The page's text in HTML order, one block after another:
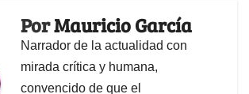
PorMauricio García
Narrador de la actualidad con
mirada crítica y humana,
convencido de que el